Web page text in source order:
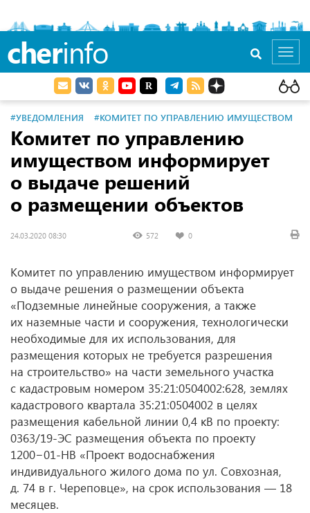
cherinfo
#УВЕДОМЛЕНИЯ #КОМИТЕТ ПО УПРАВЛЕНИЮ ИМУЩЕСТВОМ
Комитет по управлению
имуществом информирует
о выдаче решений
о размещении объектов
24.03.2020 08:30 572 0
Комитет по управлению имуществом информирует
о выдаче решения о размещении объекта
«Подземные линейные сооружения, а также
их наземные части и сооружения, технологически
необходимые для их использования, для
размещения которых не требуется разрешения
на строительство» на части земельного участка
с кадастровым номером 35:21:0504002:628, землях
кадастрового квартала 35:21:0504002 в целях
размещения кабельной линии 0,4 кВ по проекту:
0363/19-ЭС размещения объекта по проекту
1200−01-НВ «Проект водоснабжения
индивидуального жилого дома по ул. Совхозная,
д. 74 в г. Череповце», на срок использования — 18
месяцев.